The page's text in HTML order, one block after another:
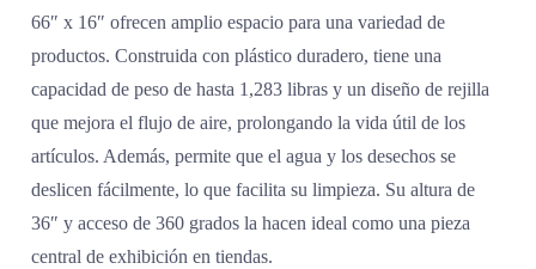
66″ x 16″ ofrecen amplio espacio para una variedad de
productos. Construida con plástico duradero, tiene una
capacidad de peso de hasta 1,283 libras y un diseño de rejilla
que mejora el flujo de aire, prolongando la vida útil de los
artículos. Además, permite que el agua y los desechos se
deslicen fácilmente, lo que facilita su limpieza. Su altura de
36″ y acceso de 360 grados la hacen ideal como una pieza
central de exhibición en tiendas.